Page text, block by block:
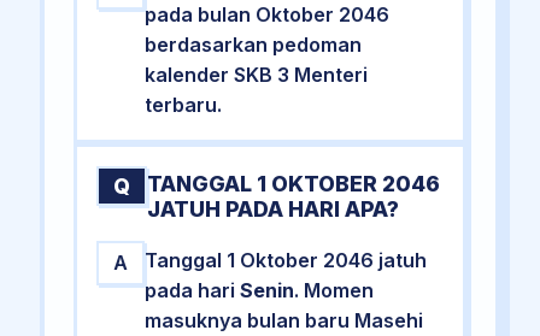
pada bulan Oktober 2046
berdasarkan pedoman
kalender SKB 3 Menteri
terbaru.
Q
TANGGAL 1 OKTOBER 2046
JATUH PADA HARI APA?
A
Tanggal 1 Oktober 2046 jatuh
pada hari Senin. Momen
masuknya bulan baru Masehi